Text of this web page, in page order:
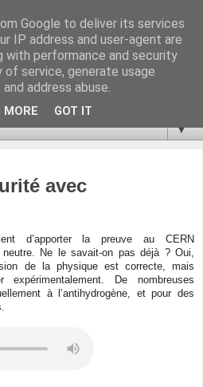
là haut
Astroparticules, Cosmologie.
ISSN 2272-5768
▼
avec
d’apporter la preuve au CERN
Ne le savait-on pas déjà ? Oui,
de la physique est correcte, mais
De nombreuses
à l’antihydrogène, et pour des
Google to deliver its services
IP address and user-agent are
with performance and security
service, generate usage
address abuse.
MORE GOT IT